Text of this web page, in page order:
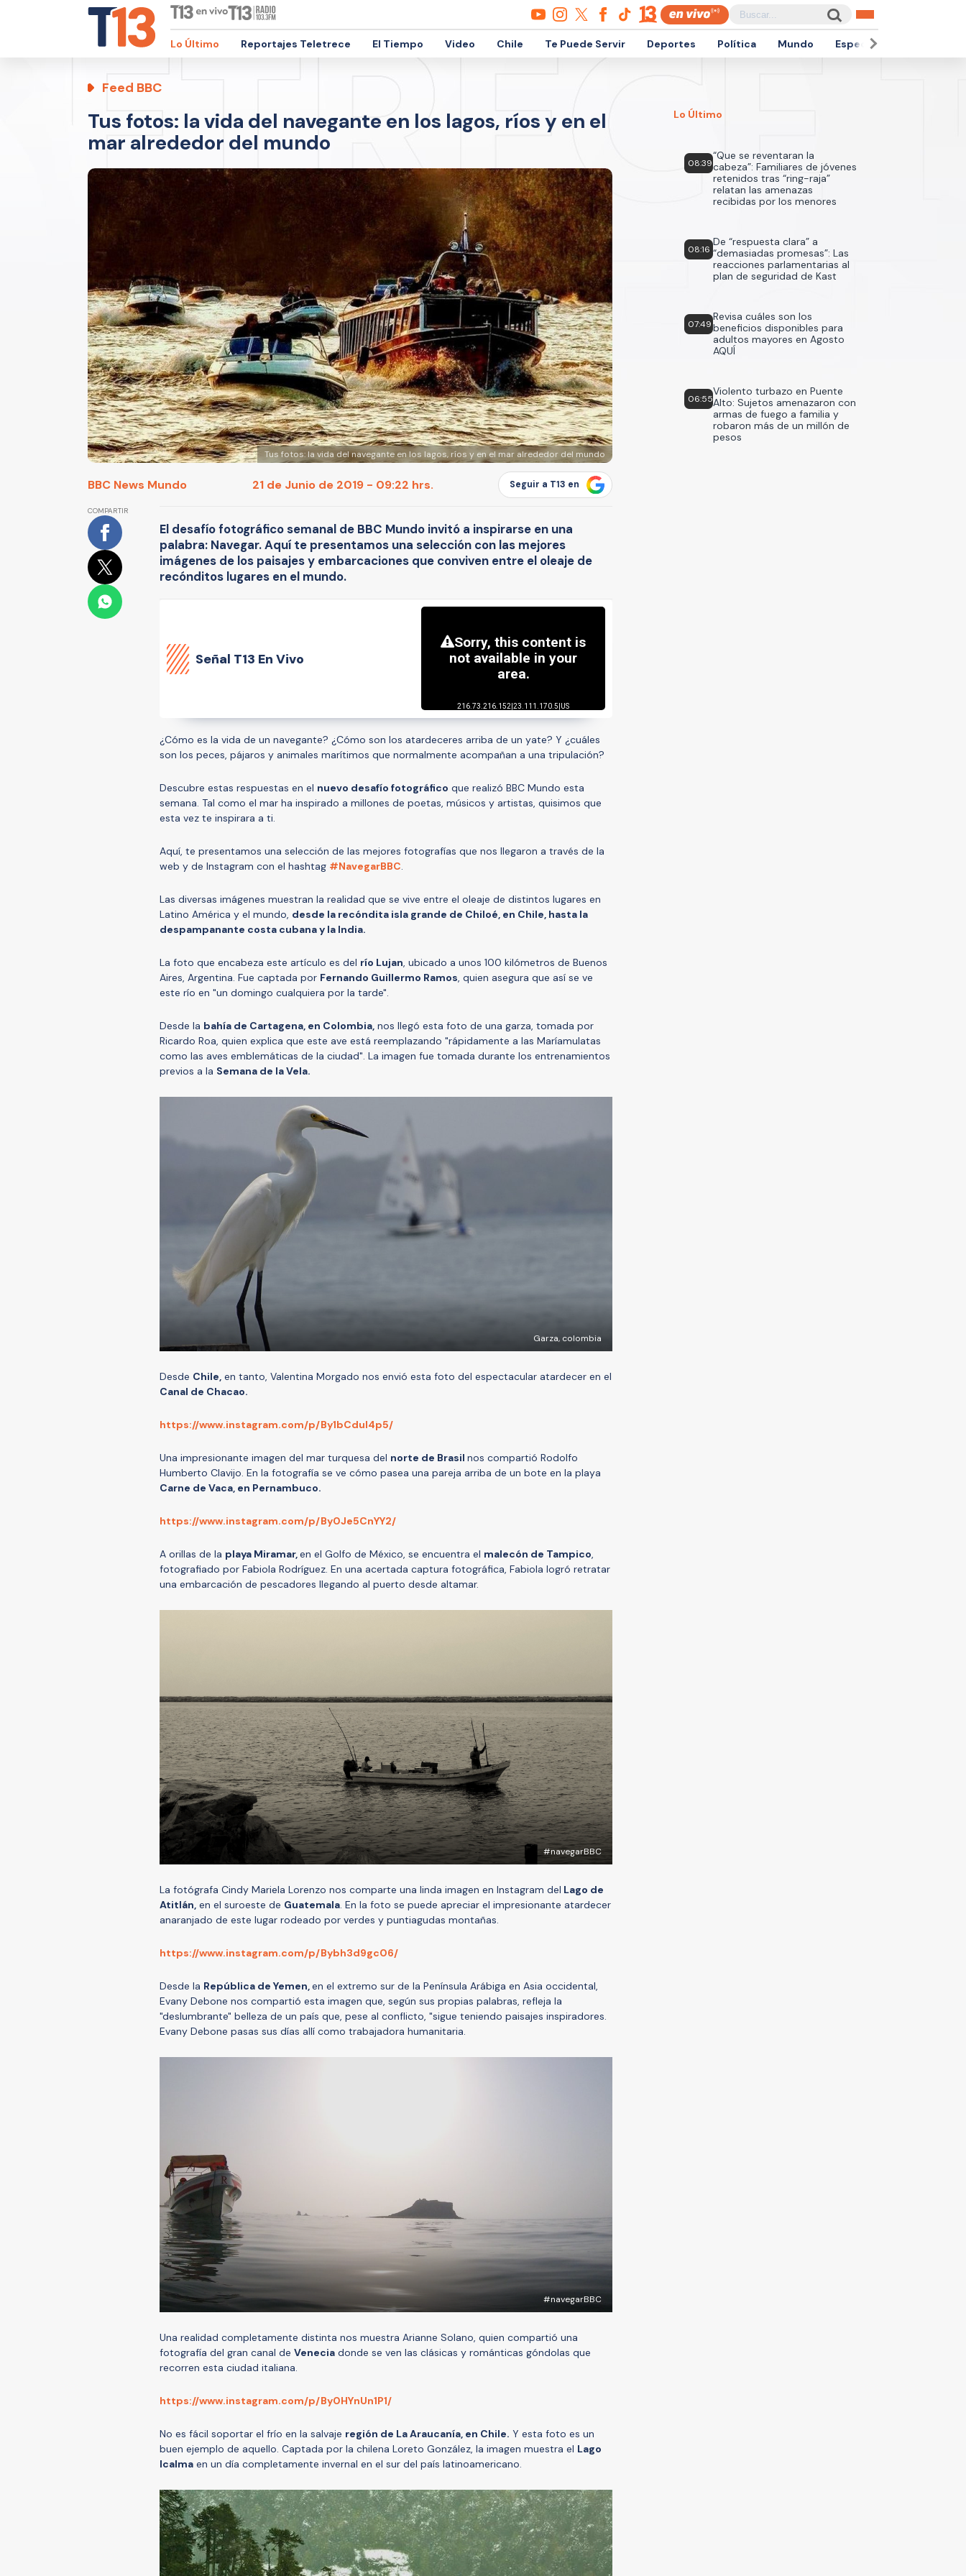
Lo Último Reportajes Teletrece El Tiempo Video Chile Te Puede Servir Deportes Política Mundo Espectáculos
Feed BBC
Tus fotos: la vida del navegante en los lagos, ríos y en el
mar alrededor del mundo
Tus fotos: la vida del navegante en los lagos, ríos y en el mar alrededor del mundo
BBC News Mundo 21 de Junio de 2019 - 09:22 hrs. Seguir a T13 en
COMPARTIR
El desafío fotográfico semanal de BBC Mundo invitó a inspirarse en una
palabra: Navegar. Aquí te presentamos una selección con las mejores
imágenes de los paisajes y embarcaciones que conviven entre el oleaje de
recónditos lugares en el mundo.
Señal T13 En Vivo
¿Cómo es la vida de un navegante? ¿Cómo son los atardeceres arriba de un yate? Y ¿cuáles
son los peces, pájaros y animales marítimos que normalmente acompañan a una tripulación?
Descubre estas respuestas en el nuevo desafío fotográfico que realizó BBC Mundo esta
semana. Tal como el mar ha inspirado a millones de poetas, músicos y artistas, quisimos que
esta vez te inspirara a ti.
Aquí, te presentamos una selección de las mejores fotografías que nos llegaron a través de la
web y de Instagram con el hashtag #NavegarBBC.
Las diversas imágenes muestran la realidad que se vive entre el oleaje de distintos lugares en
Latino América y el mundo, desde la recóndita isla grande de Chiloé, en Chile, hasta la
despampanante costa cubana y la India.
La foto que encabeza este artículo es del río Lujan, ubicado a unos 100 kilómetros de Buenos
Aires, Argentina. Fue captada por Fernando Guillermo Ramos, quien asegura que así se ve
este río en "un domingo cualquiera por la tarde".
Desde la bahía de Cartagena, en Colombia, nos llegó esta foto de una garza, tomada por
Ricardo Roa, quien explica que este ave está reemplazando "rápidamente a las Maríamulatas
como las aves emblemáticas de la ciudad". La imagen fue tomada durante los entrenamientos
previos a la Semana de la Vela.
Garza, colombia
Desde Chile, en tanto, Valentina Morgado nos envió esta foto del espectacular atardecer en el
Canal de Chacao.
https://www.instagram.com/p/By1bCdul4p5/
Una impresionante imagen del mar turquesa del norte de Brasil nos compartió Rodolfo
Humberto Clavijo. En la fotografía se ve cómo pasea una pareja arriba de un bote en la playa
Carne de Vaca, en Pernambuco.
https://www.instagram.com/p/By0Je5CnYY2/
A orillas de la playa Miramar,en el Golfo de México, se encuentra el malecón de Tampico,
fotografiado por Fabiola Rodríguez. En una acertada captura fotográfica, Fabiola logró retratar
una embarcación de pescadores llegando al puerto desde altamar.
#navegarBBC
La fotógrafa Cindy Mariela Lorenzo nos comparte una linda imagen en Instagram del Lago de
Atitlán, en el suroeste de Guatemala. En la foto se puede apreciar el impresionante atardecer
anaranjado de este lugar rodeado por verdes y puntiagudas montañas.
https://www.instagram.com/p/Bybh3d9gc06/
Desde la República de Yemen,en el extremo sur de la Península Arábiga en Asia occidental,
Evany Debone nos compartió esta imagen que, según sus propias palabras, refleja la
"deslumbrante" belleza de un país que, pese al conflicto, "sigue teniendo paisajes inspiradores.
Evany Debone pasas sus días allí como trabajadora humanitaria.
#navegarBBC
Una realidad completamente distinta nos muestra Arianne Solano, quien compartió una
fotografía del gran canal de Venecia donde se ven las clásicas y románticas góndolas que
recorren esta ciudad italiana.
https://www.instagram.com/p/By0HYnUn1P1/
No es fácil soportar el frío en la salvaje región de La Araucanía, en Chile. Y esta foto es un
buen ejemplo de aquello. Captada por la chilena Loreto González, la imagen muestra el Lago
Icalma en un día completamente invernal en el sur del país latinoamericano.
Lo Último
08:39
“Que se reventaran la
cabeza”: Familiares de jóvenes
retenidos tras “ring-raja”
relatan las amenazas
recibidas por los menores
08:16
De “respuesta clara” a
“demasiadas promesas”: Las
reacciones parlamentarias al
plan de seguridad de Kast
07:49
Revisa cuáles son los
beneficios disponibles para
adultos mayores en Agosto
AQUÍ
06:55
Violento turbazo en Puente
Alto: Sujetos amenazaron con
armas de fuego a familia y
robaron más de un millón de
pesos